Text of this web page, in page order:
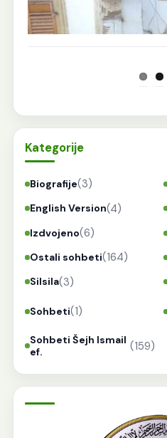
Kategorije
Biografije(3)
English Version(4)
Izdvojeno(6)
Ostali sohbeti(164)
Silsila(3)
Sohbeti(1)
Sohbeti Šejh Ismail
ef.
(159)